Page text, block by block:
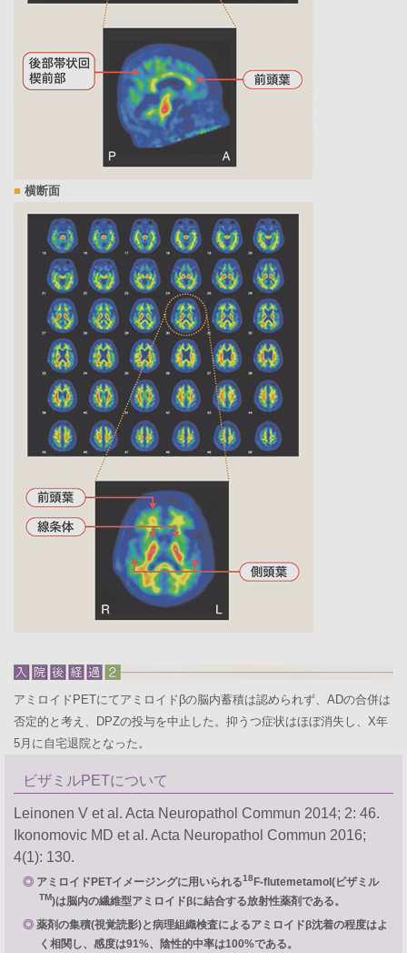
■ 横断面
アミロイドPETにてアミロイドβの脳内蓄積は認められず、ADの合併は
否定的と考え、DPZの投与を中止した。抑うつ症状はほぼ消失し、X年
5月に自宅退院となった。
ビザミルPETについて
Leinonen V et al. Acta Neuropathol Commun 2014; 2: 46.
Ikonomovic MD et al. Acta Neuropathol Commun 2016;
4(1): 130.
アミロイドPETイメージングに用いられる18 F-flutemetamol(ビザミル
TM)は脳内の繊維型アミロイドβに結合する放射性薬剤である。
薬剤の集積(視覚読影)と病理組織検査によるアミロイドβ沈着の程度はよ
く相関し、感度は91%、陰性的中率は100%である。